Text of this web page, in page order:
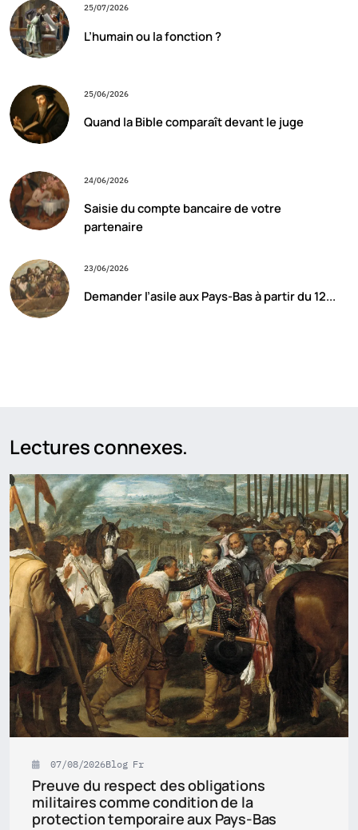
25/07/2026
L’humain ou la fonction ?
25/06/2026
Quand la Bible comparaît devant le juge
24/06/2026
Saisie du compte bancaire de votre
partenaire
23/06/2026
Demander l’asile aux Pays-Bas à partir du 12...
Lectures connexes.
07/08/2026Blog Fr
Preuve du respect des obligations
militaires comme condition de la
protection temporaire aux Pays-Bas